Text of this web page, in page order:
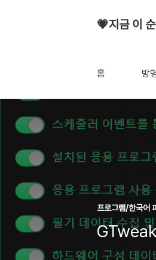
💗지금 이
홈 방
프로그램/한국어